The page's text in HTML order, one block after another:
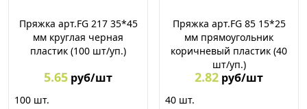
Пряжка арт.FG 217 35*45
мм круглая черная
пластик (100 шт/уп.)
5.65 руб/шт
100 шт.
Пряжка арт.FG 85 15*25
мм прямоугольник
коричневый пластик (40
шт/уп.)
2.82 руб/шт
40 шт.